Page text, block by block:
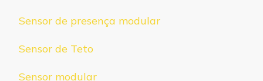
Sensor de presença modular
Sensor de Teto
Sensor modular